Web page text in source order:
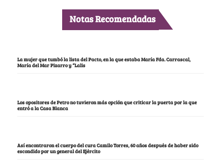
Notas Recomendadas
La mujer que tumbó la lista del Pacto, en la que estaba María Fda. Carrascal,
María del Mar Pizarro y “Lalis
Los opositores de Petro no tuvieron más opción que criticar la puerta por la que
entró a la Casa Blanca
Así encontraron el cuerpo del cura Camilo Torres, 60 años después de haber sido
escondido por un general del Ejército